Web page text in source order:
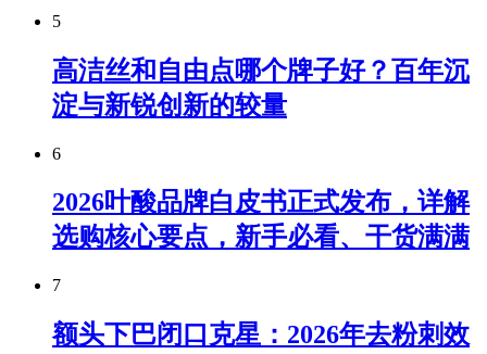
5
高洁丝和自由点哪个牌子好？百年沉
淀与新锐创新的较量
6
2026叶酸品牌白皮书正式发布，详解
选购核心要点，新手必看、干货满满
7
额头下巴闭口克星：2026年去粉刺效